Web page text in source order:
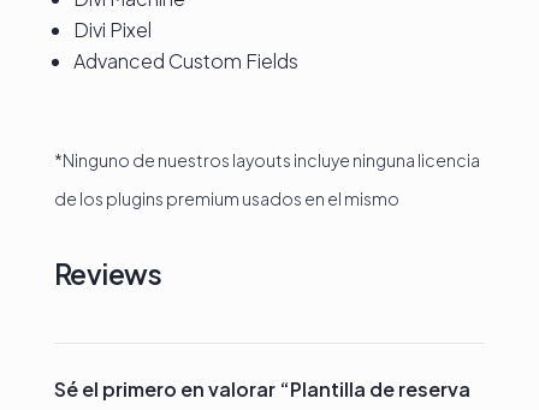
Divi Pixel
Advanced Custom Fields
*Ninguno de nuestros layouts incluye ninguna licencia
de los plugins premium usados en el mismo
Reviews
Sé el primero en valorar “Plantilla de reserva